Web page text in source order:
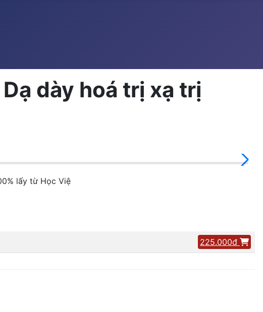
dày hoá trị xạ trị
lấy từ Học Việ
225.000đ